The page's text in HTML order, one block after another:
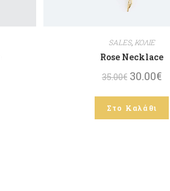
SALES, ΚΟΛΙΕ
Rose Necklace
35.00€ 30.00€
Στο Καλάθι